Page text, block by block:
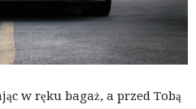
w ręku bagaż, a przed Tobą